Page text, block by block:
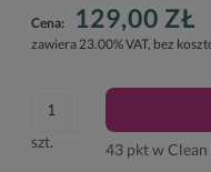
Cena: 129,00 ZŁ
zawiera 23.00% VAT, bez
szt.
43pkt w Clean